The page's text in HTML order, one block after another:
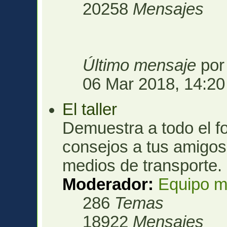
20258 Mensajes
Último mensaje
06 Mar 2018, 14:20
El taller
Demuestra a todo el
consejos a tus
medios de transporte.
Moderador: Equipo
286 Temas
18922 Mensajes